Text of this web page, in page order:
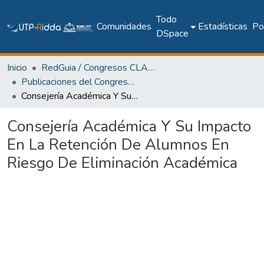
Comunidades
Todo
DSpace
Estadísticas
Inicio
RedGuia / Congresos CLABES
Publicaciones del Congreso Internacional CLABES
Consejería Académica Y Su Impacto En La Retención De Alumnos En Riesgo De Eliminación Académica
Consejería Académica Y Su Impacto
En La Retención De Alumnos En
Riesgo De Eliminación Académica